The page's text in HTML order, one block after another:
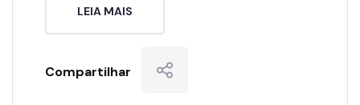
LEIA MAIS
Compartilhar